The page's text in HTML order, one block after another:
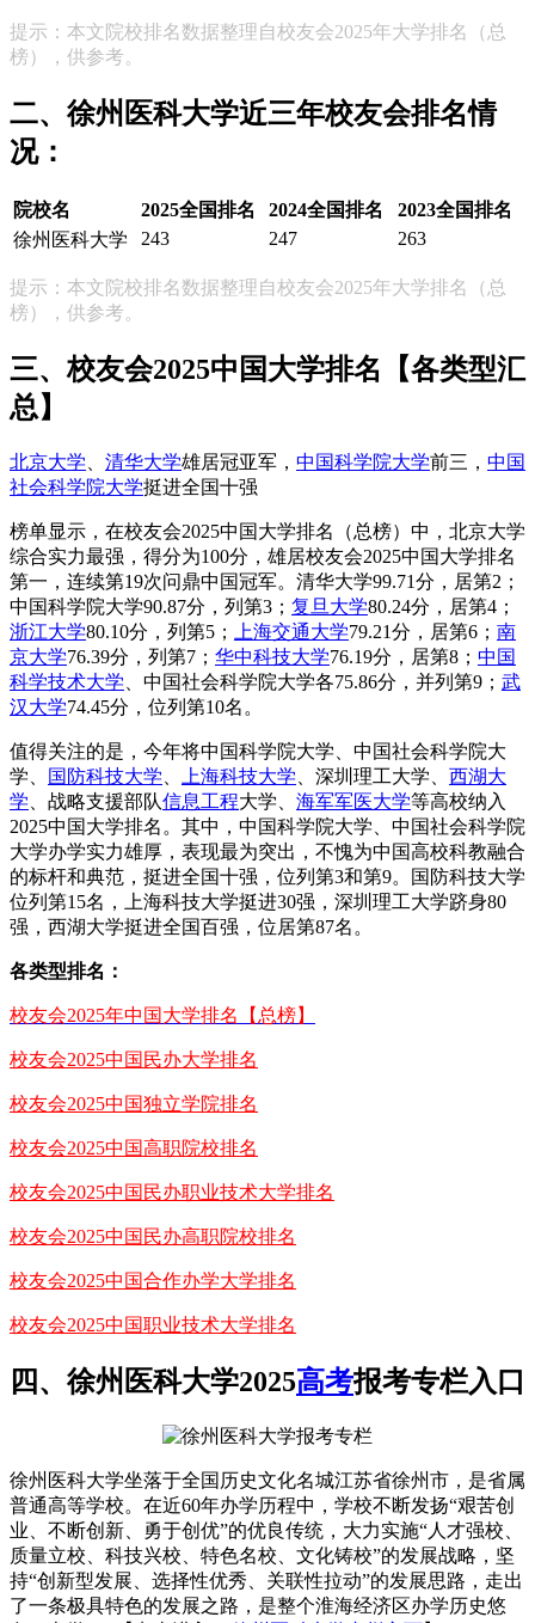
提示：本文院校排名数据整理自校友会2025年大学排名（总
榜），供参考。
二、徐州医科大学近三年校友会排名情
况：
院校名 2025全国排名 2024全国排名
2023全国排名
徐州医科大学
243 247 263
提示：本文院校排名数据整理自校友会2025年大学排名（总
榜），供参考。
三、校友会2025中国大学排名【各类型汇
总】
北京大学 清华大学雄居冠亚军， 中国科学院大学前三， 中国
社会科学院大学挺进全国十强
榜单显示，在校友会2025中国大学排名（总榜）中，北京大学
综合实力最强，得分为100分，雄居校友会2025中国大学排名
第一，连续第19次问鼎中国冠军。清华大学99.71分，居第2；
中国科学院大学90.87分，列第3； 复旦大学80.24分，居第4；
浙江大学80.10分，列第5； 上海交通大学79.21分，居第6； 南
京大学76.39分，列第7； 华中科技大学76.19分，居第8； 中国
科学技术大学 、中国社会科学院大学各75.86分，并列第9； 武
汉大学74.45分，位列第10名。
值得关注的是，今年将中国科学院大学、中国社会科学院大
学、
国防科技大学 上海科技大学 、深圳理工大学、 西湖大
学 、战略支援部队信息工程大学、 海军军医大学等高校纳入
2025中国大学排名。其中，中国科学院大学、中国社会科学院
大学办学实力雄厚，表现最为突出，不愧为中国高校科教融合
的标杆和典范，挺进全国十强，位列第3和第9。国防科技大学
位列第15名，上海科技大学挺进30强，深圳理工大学跻身80
强，西湖大学挺进全国百强，位居第87名。
各类型排名：
校友会2025年中国大学排名【总榜】
校友会2025中国民办大学排名
校友会2025中国独立学院排名
校友会2025中国高职院校排名
校友会2025中国民办职业技术大学排名
校友会2025中国民办高职院校排名
校友会2025中国合作办学大学排名
校友会2025中国职业技术大学排名
四、徐州医科大学2025高考报考专栏入口
徐州医科大学坐落于全国历史文化名城江苏省徐州市，是省属
普通高等学校。在近60年办学历程中，学校不断发扬“艰苦创
业、不断创新、勇于创优”的优良传统，大力实施“人才强校、
质量立校、科技兴校、特色名校、文化铸校”的发展战略，坚
持“创新型发展、选择性优秀、关联性拉动”的发展思路，走出
了一条极具特色的发展之路，是整个淮海经济区办学历史悠